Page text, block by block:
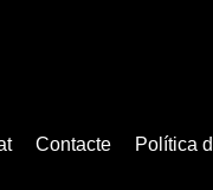
Contacte Política